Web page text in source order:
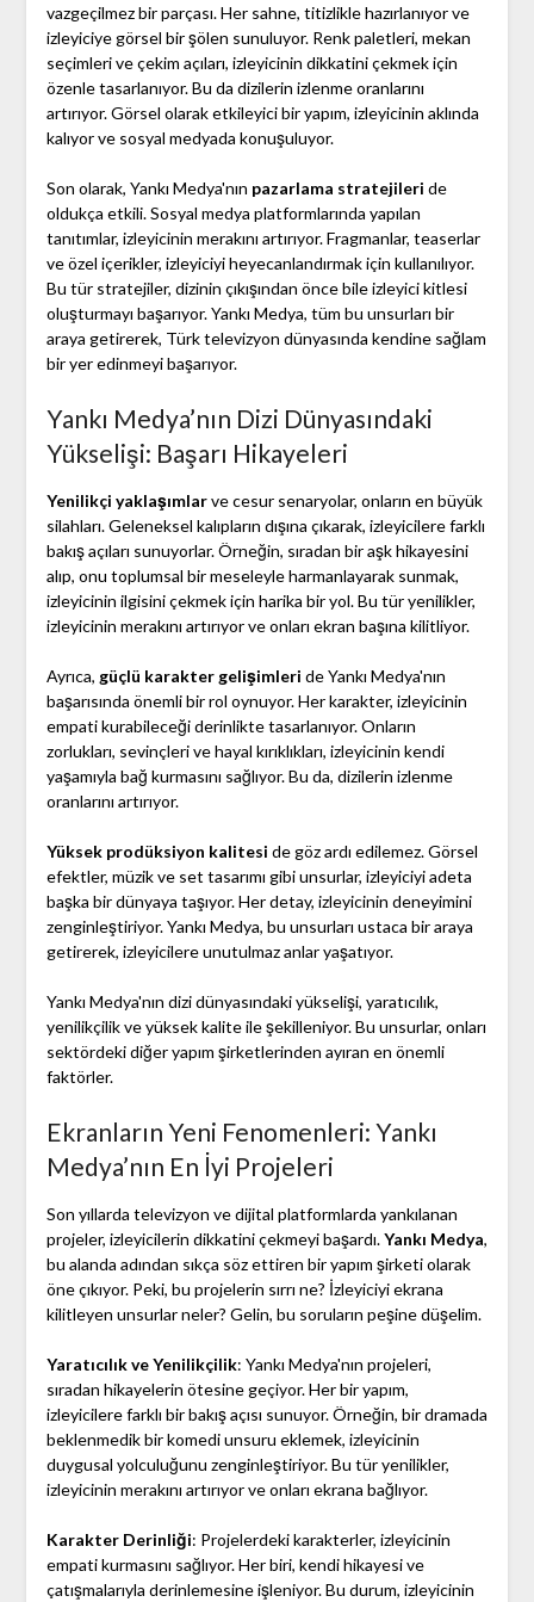
vazgeçilmez bir parçası. Her sahne, titizlikle hazırlanıyor ve
izleyiciye görsel bir şölen sunuluyor. Renk paletleri, mekan
seçimleri ve çekim açıları, izleyicinin dikkatini çekmek için
özenle tasarlanıyor. Bu da dizilerin izlenme oranlarını
artırıyor. Görsel olarak etkileyici bir yapım, izleyicinin aklında
kalıyor ve sosyal medyada konuşuluyor.
Son olarak, Yankı Medya'nın pazarlama stratejileri de
oldukça etkili. Sosyal medya platformlarında yapılan
tanıtımlar, izleyicinin merakını artırıyor. Fragmanlar, teaserlar
ve özel içerikler, izleyiciyi heyecanlandırmak için kullanılıyor.
Bu tür stratejiler, dizinin çıkışından önce bile izleyici kitlesi
oluşturmayı başarıyor. Yankı Medya, tüm bu unsurları bir
araya getirerek, Türk televizyon dünyasında kendine sağlam
bir yer edinmeyi başarıyor.
Yankı Medya’nın Dizi Dünyasındaki
Yükselişi: Başarı Hikayeleri
Yenilikçi yaklaşımlarve cesur senaryolar, onların en büyük
silahları. Geleneksel kalıpların dışına çıkarak, izleyicilere farklı
bakış açıları sunuyorlar. Örneğin, sıradan bir aşk hikayesini
alıp, onu toplumsal bir meseleyle harmanlayarak sunmak,
izleyicinin ilgisini çekmek için harika bir yol. Bu tür yenilikler,
izleyicinin merakını artırıyor ve onları ekran başına kilitliyor.
Ayrıca, güçlü karakter gelişimleri de Yankı Medya'nın
başarısında önemli bir rol oynuyor. Her karakter, izleyicinin
empati kurabileceği derinlikte tasarlanıyor. Onların
zorlukları, sevinçleri ve hayal kırıklıkları, izleyicinin kendi
yaşamıyla bağ kurmasını sağlıyor. Bu da, dizilerin izlenme
oranlarını artırıyor.
Yüksek prodüksiyon kalitesi de göz ardı edilemez. Görsel
efektler, müzik ve set tasarımı gibi unsurlar, izleyiciyi adeta
başka bir dünyaya taşıyor. Her detay, izleyicinin deneyimini
zenginleştiriyor. Yankı Medya, bu unsurları ustaca bir araya
getirerek, izleyicilere unutulmaz anlar yaşatıyor.
Yankı Medya'nın dizi dünyasındaki yükselişi, yaratıcılık,
yenilikçilik ve yüksek kalite ile şekilleniyor. Bu unsurlar, onları
sektördeki diğer yapım şirketlerinden ayıran en önemli
faktörler.
Ekranların Yeni Fenomenleri: Yankı
Medya’nın En İyi Projeleri
Son yıllarda televizyon ve dijital platformlarda yankılanan
projeler, izleyicilerin dikkatini çekmeyi başardı.Yankı Medya,
bu alanda adından sıkça söz ettiren bir yapım şirketi olarak
öne çıkıyor. Peki, bu projelerin sırrı ne? İzleyiciyi ekrana
kilitleyen unsurlar neler? Gelin, bu soruların peşine düşelim.
Yaratıcılık ve Yenilikçilik: Yankı Medya'nın projeleri,
sıradan hikayelerin ötesine geçiyor. Her bir yapım,
izleyicilere farklı bir bakış açısı sunuyor. Örneğin, bir dramada
beklenmedik bir komedi unsuru eklemek, izleyicinin
duygusal yolculuğunu zenginleştiriyor. Bu tür yenilikler,
izleyicinin merakını artırıyor ve onları ekrana bağlıyor.
Karakter Derinliği: Projelerdeki karakterler, izleyicinin
empati kurmasını sağlıyor. Her biri, kendi hikayesi ve
çatışmalarıyla derinlemesine işleniyor. Bu durum, izleyicinin